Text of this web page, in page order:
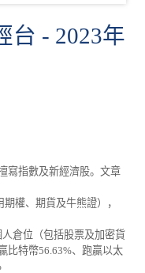
台 - 2023年
寫指數及新經濟股。文章
權、期貨及牛熊證），
倉位（包括股票及加密貨
比特幣56.63%、跑贏以太